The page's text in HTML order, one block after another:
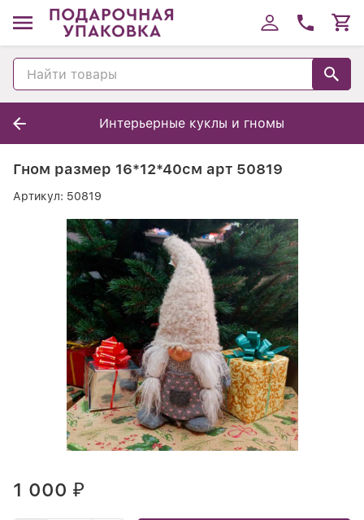
Интерьерные куклы и гномы
Гном размер 16*12*40см арт 50819
Артикул: 50819
1 000 ₽